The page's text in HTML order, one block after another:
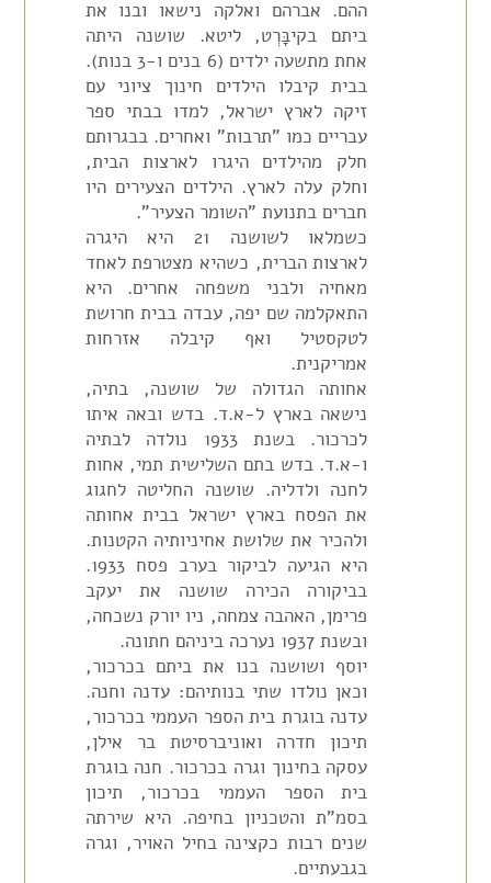
ההם. אברהם ואלקה נישאו ובנו את
ביתם בקיבָּרְט, ליטא. שושנה היתה
אחת מתשעה ילדים (6 בנים ו-3 בנות).
בבית קיבלו הילדים חינוך ציוני עם
זיקה לארץ ישראל, למדו בבתי ספר
עבריים כמו "תרבות" ואחרים. בבגרותם
חלק מהילדים היגרו לארצות הבית,
וחלק עלה לארץ. הילדים הצעירים היו
חברים בתנועת "השומר הצעיר".
כשמלאו לשושנה 21 היא היגרה
לארצות הברית, כשהיא מצטרפת לאחד
מאחיה ולבני משפחה אחרים. היא
התאקלמה שם יפה, עבדה בבית חרושת
לטקסטיל ואף קיבלה אזרחות
אמריקנית.
אחותה הגדולה של שושנה, בתיה,
נישאה בארץ ל-א.ד. בדש ובאה איתו
לכרכור. בשנת 1933 נולדה לבתיה
ו-א.ד. בדש בתם השלישית תמי, אחות
לחנה ולדליה. שושנה החליטה לחגוג
את הפסח בארץ ישראל בבית אחותה
ולהכיר את שלושת אחיניותיה הקטנות.
היא הגיעה לביקור בערב פסח 1933.
בביקורה הכירה שושנה את יעקב
פרימן, האהבה צמחה, ניו יורק נשכחה,
ובשנת 1937 נערכה ביניהם חתונה.
יוסף ושושנה בנו את ביתם בכרכור,
וכאן נולדו שתי בנותיהם: עדנה וחנה.
עדנה בוגרת בית הספר העממי בכרכור,
תיכון חדרה ואוניברסיטת בר אילן,
עסקה בחינוך וגרה בכרכור. חנה בוגרת
בית הספר העממי בכרכור, תיכון
בסמ"ת והטכניון בחיפה. היא שירתה
שנים רבות כקצינה בחיל האויר, וגרה
בגבעתיים.